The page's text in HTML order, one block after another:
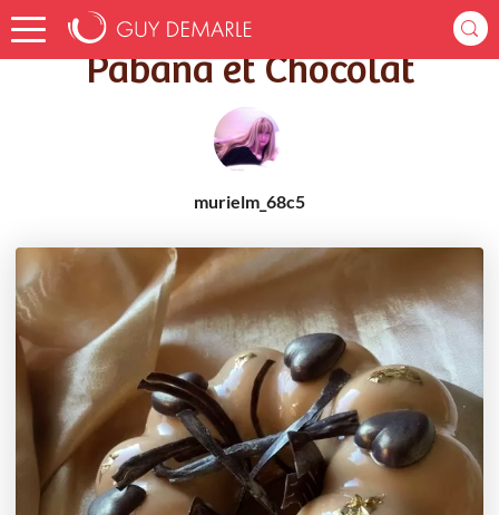
Accueil Recettes Pabana et Chocolat
Pabana et Chocolat
murielm_68c5